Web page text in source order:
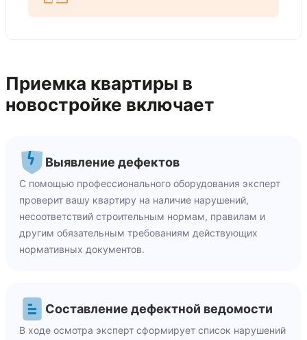
Приемка квартиры в
новостройке включает
Выявление дефектов
С помощью профессионального оборудования эксперт
проверит вашу квартиру на наличие нарушений,
несоответствий строительным нормам, правилам и
другим обязательным требованиям действующих
нормативных документов.
Составление дефектной ведомости
В ходе осмотра эксперт сформирует список нарушений